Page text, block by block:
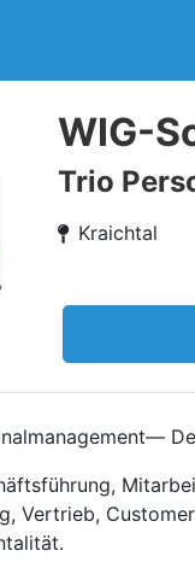
WIG-
Trio
Kraichtal
Vertrieb,